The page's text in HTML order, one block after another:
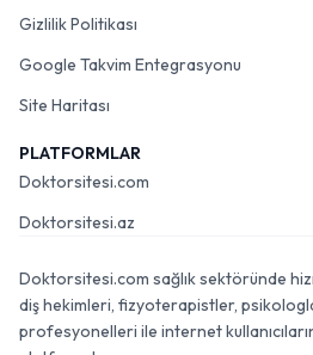
Gizlilik Politikası
Google Takvim Entegrasyonu
Site Haritası
PLATFORMLAR
Doktorsitesi.com
Doktorsitesi.az
Doktorsitesi.com sağlık sektöründe
diş hekimleri, fizyoterapistler,
profesyonelleri ile internet